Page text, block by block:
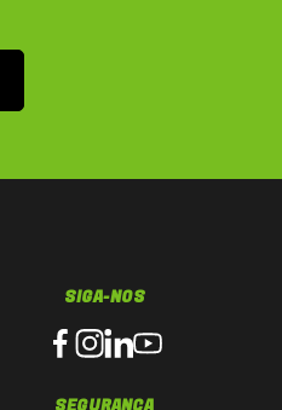
SIGA-NOS